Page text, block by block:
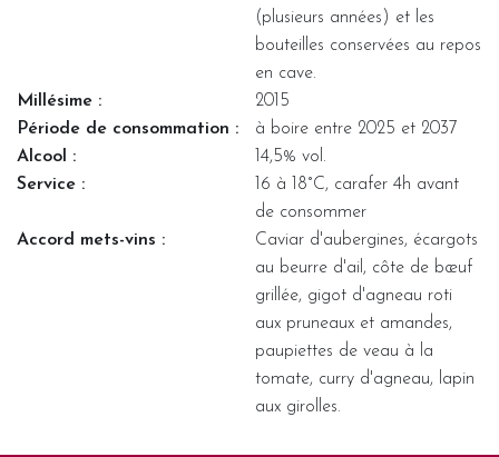
(plusieurs années) et les
bouteilles conservées au repos
en cave.
Millésime :
2015
Période de consommation :
à boire entre 2025 et 2037
Alcool :
14,5% vol.
Service :
16 à 18°C, carafer 4h avant
de consommer
Accord mets-vins :
Caviar d'aubergines, écargots
au beurre d'ail, côte de bœuf
grillée, gigot d'agneau roti
aux pruneaux et amandes,
paupiettes de veau à la
tomate, curry d'agneau, lapin
aux girolles.